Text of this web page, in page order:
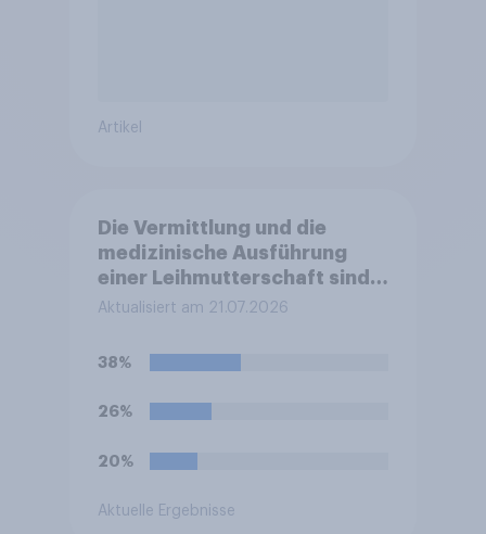
Artikel
Die Vermittlung und die
medizinische Ausführung
einer Leihmutterschaft sind
in Deutschland anders als in
verboten. Wie stehen Sie zu
diesem Verbot?
Aktualisiert am 21.07.2026
38%
26%
20%
Aktuelle Ergebnisse